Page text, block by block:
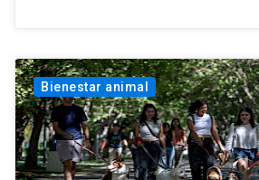
Bienestar animal